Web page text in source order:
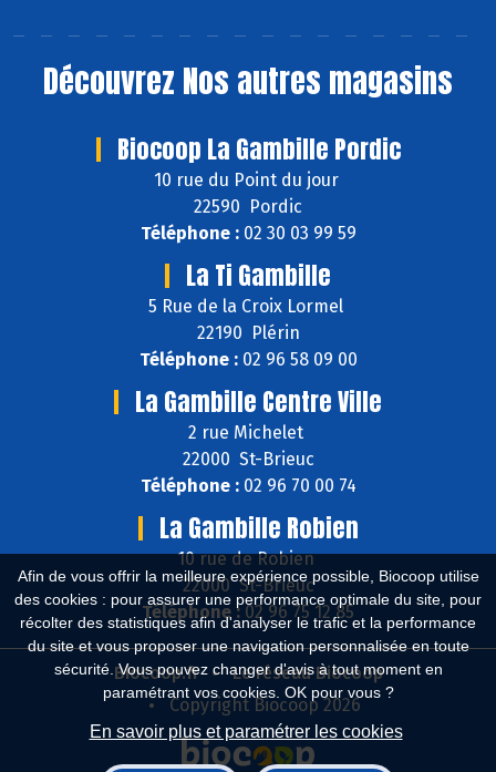
Afin de vous offrir la meilleure expérience possible, Biocoop utilise
des cookies : pour assurer une performance optimale du site, pour
récolter des statistiques afin d'analyser le trafic et la performance
du site et vous proposer une navigation personnalisée en toute
sécurité. Vous pouvez changer d'avis à tout moment en
paramétrant vos cookies. OK pour vous ?
En savoir plus et paramétrer les cookies
Découvrez Nos autres magasins
Biocoop La Gambille Pordic
10 rue du Point du jour
22590 Pordic
Téléphone :02 30 03 99 59
La Ti Gambille
5 Rue de la Croix Lormel
22190 Plérin
Téléphone :02 96 58 09 00
La Gambille Centre Ville
2 rue Michelet
22000 St-Brieuc
Téléphone :02 96 70 00 74
La Gambille Robien
10 rue de Robien
22000 St-Brieuc
Téléphone : 02 96 75 12 85
Biocoop.fr
Le réseau Biocoop
Copyright Biocoop 2026